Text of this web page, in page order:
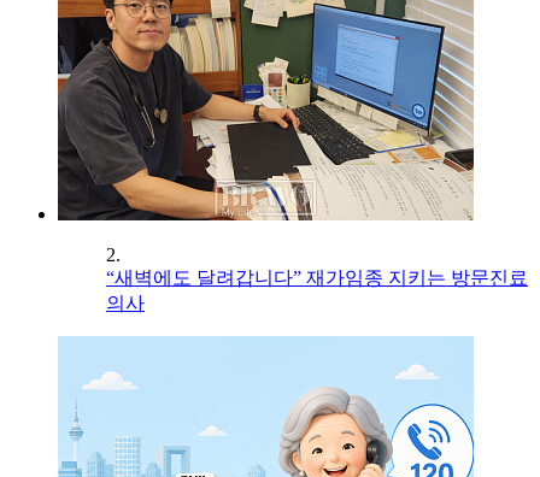
2.
“새벽에도 달려갑니다” 재가임종 지키는 방문진료
의사